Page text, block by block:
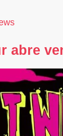
abre